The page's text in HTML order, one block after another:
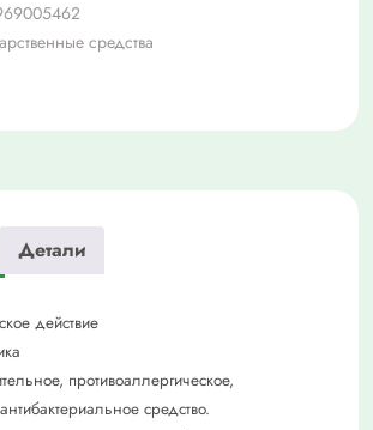
средства
Детали
действие
противоаллергическое,
средство.